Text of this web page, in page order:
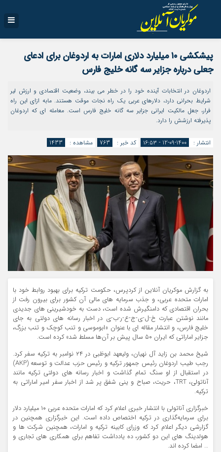
پیشکشی ۱۰ میلیارد دلاری امارات به اردوغان برای ادعای
جعلی درباره جزایر سه گانه خلیج فارس
اردوغان در انتخابات آینده خود را در خطر می بیند، وضعیت اقتصادی و ارزش لیر
شرایط بحرانی دارد، دلارهای عربی یک راه نجات موقت هستند. مابه ازای این راه
فرار، جعل مالکیت ایرانی جزایر سه گانه خلیج فارس است. معامله ای که اردوغان
پذیرفته ارزشش را دارد.
انتشار : 1400-09-12 - ۱۶:۵۳ کد خبر : 763 مشاهده : 1433
به گزارش موکریان آنلاین از کردپرس، حکومت ترکیه برای بهبود روابط خود با
امارات متحده عربی، و جذب سرمایه های مالی آن کشور برای بیرون رفت از
بحران اقتصادی که دامنگیرش شده است، دست به خودشیرینی های جدیدی
مانند نوشتن عبارت خ-ل-ی-ج-ع-ر-ب-ی در اخبار رسانه های دولتی به جای
خلیج فارس، و انتشار مقاله ای با عنوان «ابوموسی و تنب کوچک و تنب بزرگ،
جزایر اماراتی که ایران ۵۰ سال پیش بر آن‌ها مسلط شد» کرده است.
شیخ محمد بن زاید آل نهیان، ولیعهد ابوظبی در ۲۴ نوامبر به ترکیه سفر کرد.
رجب طیب اردوغان رئیس جمهور ترکیه و رئیس حزب عدالت و توسعه (AKP)
در استقبال از او سنگ تمام گذاشت و اخبار رسانه های دولتی ترکیه مانند
آناتولی، TRT، حریت، صباح و ینی شفق پر شد از اخبار سفر امیر اماراتی به
ترکیه.
خبرگزاری آناتولی با انتشار خبری اعلام کرد که امارات متحده عربی ۱۰ میلیارد دلار
برای سرمایه‌گذاری در ترکیه اختصاص داده است. این خبرگزاری همچنین در
گزارشی دیگر اعلام کرد که وزرای کابینه ترکیه و امارات، همچنین شرکت ها و
هولدینگ های این دو کشور، ده یادداشت تفاهم برای همکاری های تجاری و
… امضا کرده اند.